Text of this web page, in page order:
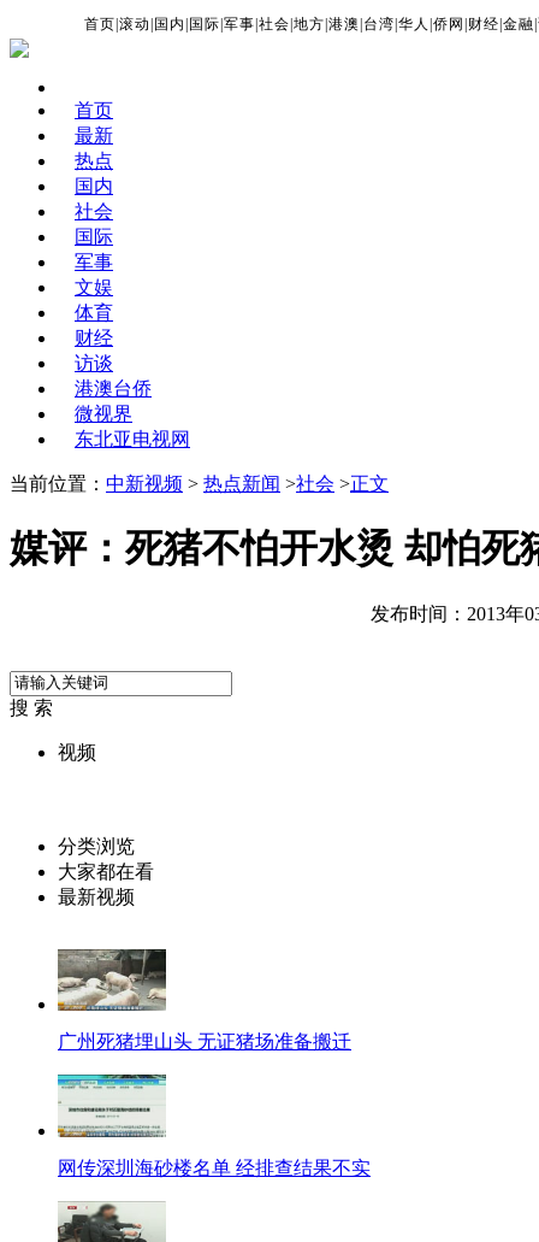
首页 |滚动 国内 国际 |军事 |社会 |地方 |港澳 台湾 |华人 |侨网 财经 |金融 |
首页
最新
热点
国内
社会
国际
军事
文娱
体育
财经
访谈
港澳台侨
微视界
东北亚电视网
当前位置： 中新视频 > 热点新闻 >社会 >正文
媒评：死猪不怕开水烫 却怕死
发布时间：2013年
搜 索
视频
分类浏览
大家都在看
最新视频
广州死猪埋山头 无证猪场准备搬迁
网传深圳海砂楼名单 经排查结果不实